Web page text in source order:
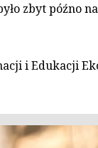
zbyt późno
i Edukacji